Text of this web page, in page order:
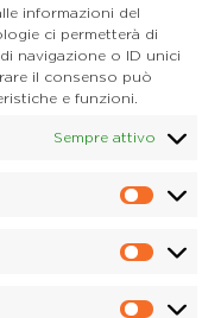
informazioni del
ci permetterà di
navigazione o ID unici
il consenso può
e funzioni.
Sempre attivo